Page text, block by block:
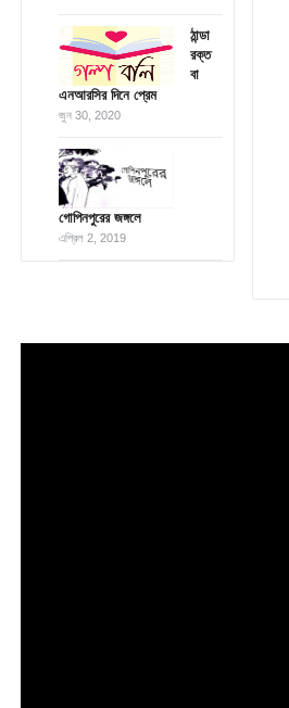
ঠান্ডা
রক্ত
বা
এনআরসির দিনে প্রেম
জুন 30, 2020
গোপিনপুরের জঙ্গলে
এপ্রিল 2, 2019